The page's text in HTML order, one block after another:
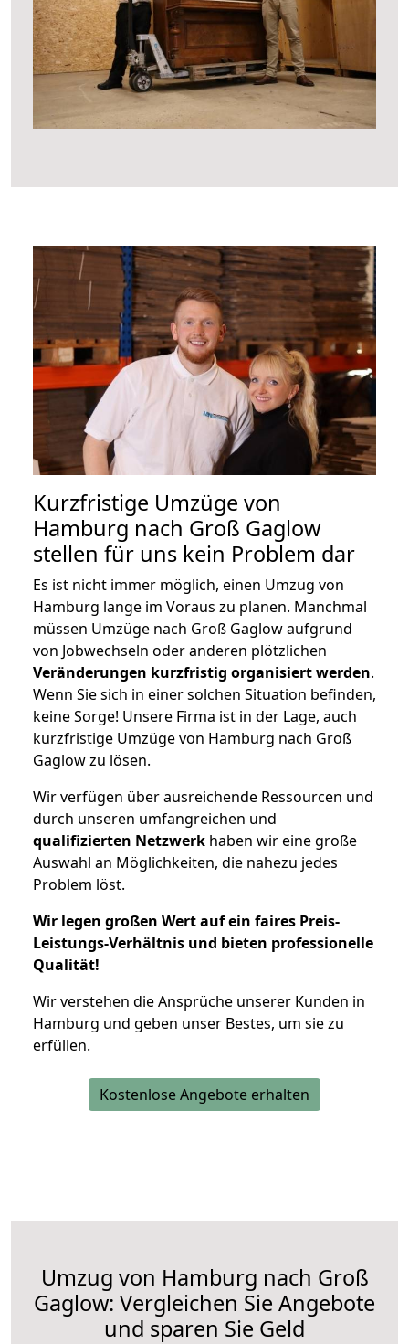
Kurzfristige Umzüge von
Hamburg nach Groß Gaglow
stellen für uns kein Problem dar
Es ist nicht immer möglich, einen Umzug von
Hamburg lange im Voraus zu planen. Manchmal
müssen Umzüge nach Groß Gaglow aufgrund
von Jobwechseln oder anderen plötzlichen
Veränderungen kurzfristig organisiert werden.
Wenn Sie sich in einer solchen Situation befinden,
keine Sorge! Unsere Firma ist in der Lage, auch
kurzfristige Umzüge von Hamburg nach Groß
Gaglow zu lösen.
Wir verfügen über ausreichende Ressourcen und
durch unseren umfangreichen und
qualifizierten Netzwerk haben wir eine große
Auswahl an Möglichkeiten, die nahezu jedes
Problem löst.
Wir legen großen Wert auf ein faires Preis-
Leistungs-Verhältnis und bieten professionelle
Qualität!
Wir verstehen die Ansprüche unserer Kunden in
Hamburg und geben unser Bestes, um sie zu
erfüllen.
Kostenlose Angebote erhalten
Umzug von Hamburg nach Groß
Gaglow: Vergleichen Sie Angebote
und sparen Sie Geld